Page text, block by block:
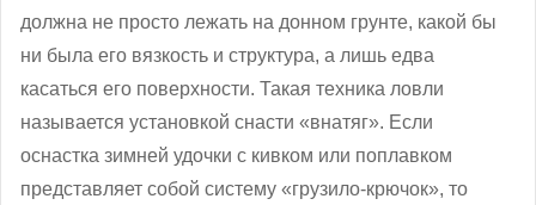
должна не просто лежать на донном грунте, какой бы
ни была его вязкость и структура, а лишь едва
касаться его поверхности. Такая техника ловли
называется установкой снасти «внатяг». Если
оснастка зимней удочки с кивком или поплавком
представляет собой систему «грузило-крючок», то